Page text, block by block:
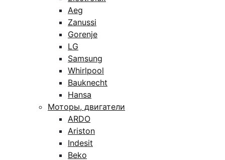
Aeg
Zanussi
Gorenje
LG
Samsung
Whirlpool
Bauknecht
Hansa
Моторы, двигатели
ARDO
Ariston
Indesit
Beko